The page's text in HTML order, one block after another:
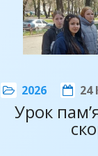
2026 24
Урок